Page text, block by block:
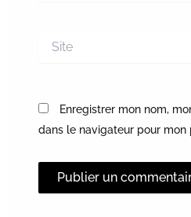
Enregistrer mon nom,
dans le navigateur pour mon